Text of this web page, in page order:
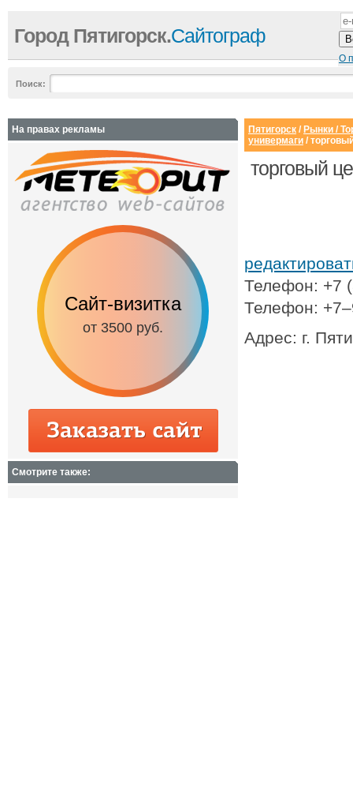
О
Город Пятигорск.Сайтограф
Поиск:
Пятигорск / Рынки /
универмаги /
торговый
Телефон: +7
Телефон:
Адрес: г.
На правах рекламы
Сайт-визитка
от 3500 руб.
Сайт с
Смотрите также: